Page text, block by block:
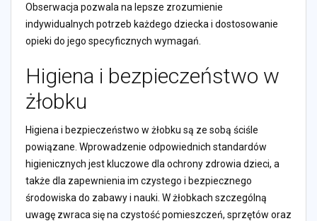
Obserwacja pozwala na lepsze zrozumienie
indywidualnych potrzeb każdego dziecka i dostosowanie
opieki do jego specyficznych wymagań.
Higiena i bezpieczeństwo w
żłobku
Higiena i bezpieczeństwo w żłobku są ze sobą ściśle
powiązane. Wprowadzenie odpowiednich standardów
higienicznych jest kluczowe dla ochrony zdrowia dzieci, a
także dla zapewnienia im czystego i bezpiecznego
środowiska do zabawy i nauki. W żłobkach szczególną
uwagę zwraca się na czystość pomieszczeń, sprzętów oraz